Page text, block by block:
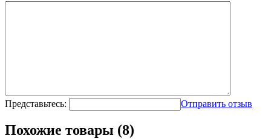
Представьтесь: Отправить отзыв
Похожие товары (8)